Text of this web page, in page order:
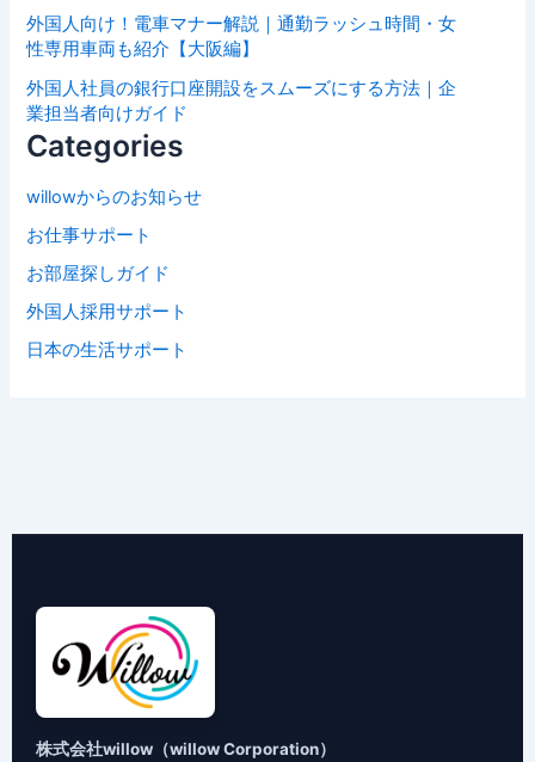
外国人向け！電車マナー解説｜通勤ラッシュ時間・女
性専用車両も紹介【大阪編】
外国人社員の銀行口座開設をスムーズにする方法｜企
業担当者向けガイド
Categories
willowからのお知らせ
お仕事サポート
お部屋探しガイド
外国人採用サポート
日本の生活サポート
株式会社willow（willow Corporation）